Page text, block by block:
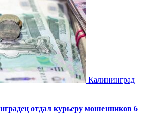
Калининград
отдал курьеру мошенников 6